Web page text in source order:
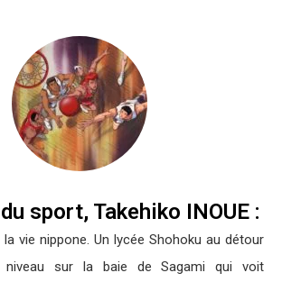
sport, Takehiko INOUE :
vie nippone. Un lycée Shohoku au détour
niveau sur la baie de Sagami qui voit